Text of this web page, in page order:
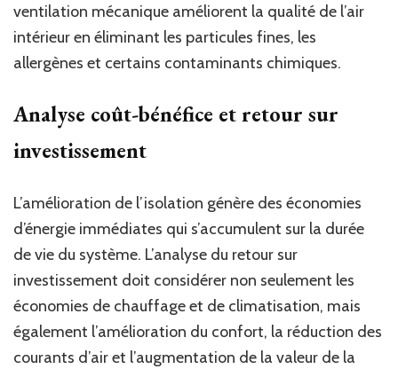
ventilation mécanique améliorent la qualité de l’air
intérieur en éliminant les particules fines, les
allergènes et certains contaminants chimiques.
Analyse coût-bénéfice et retour sur
investissement
L’amélioration de l’isolation génère des économies
d’énergie immédiates qui s’accumulent sur la durée
de vie du système. L’analyse du retour sur
investissement doit considérer non seulement les
économies de chauffage et de climatisation, mais
également l’amélioration du confort, la réduction des
courants d’air et l’augmentation de la valeur de la